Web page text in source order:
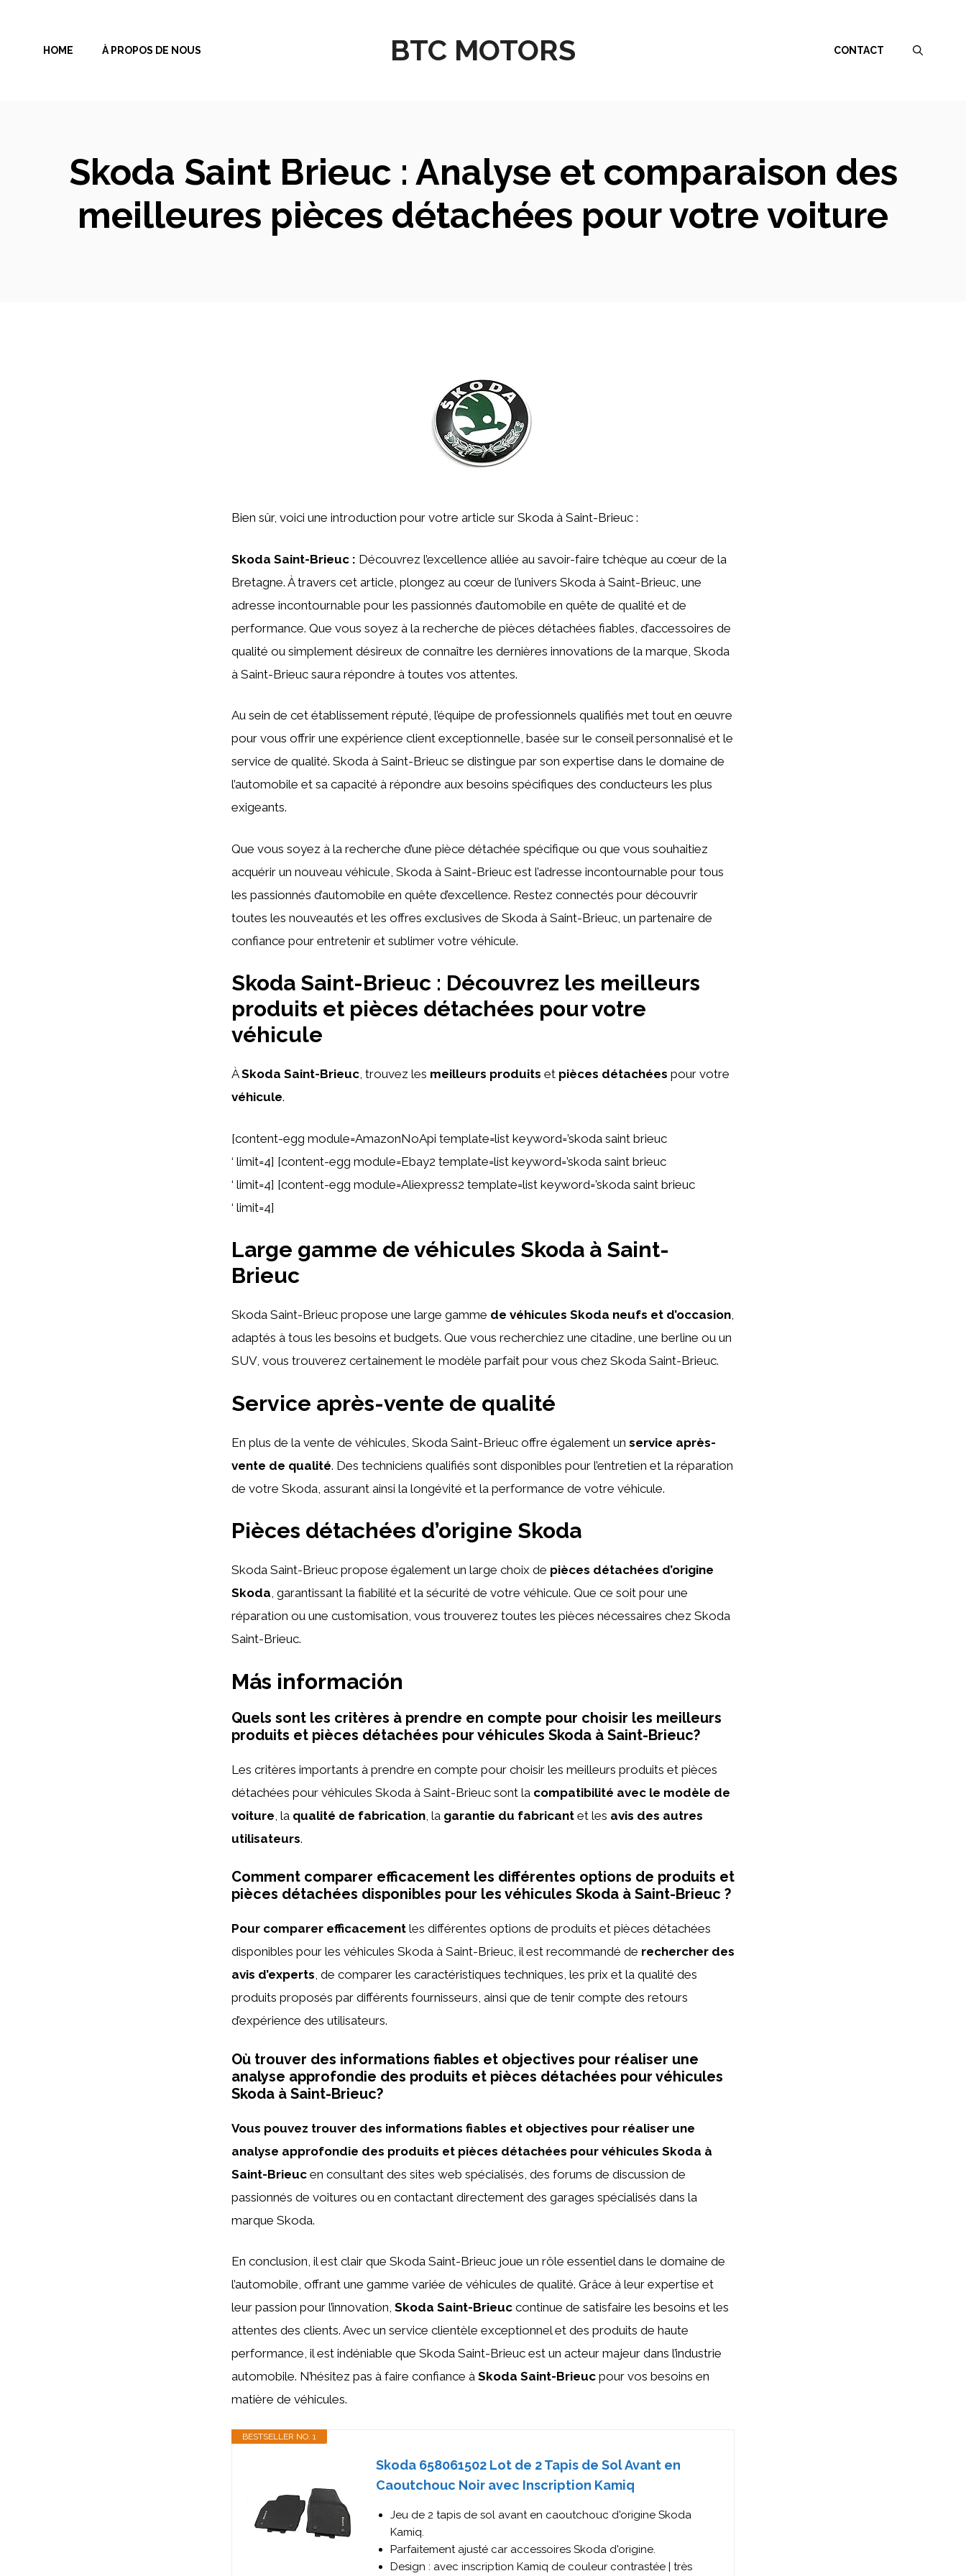
contenu
BTC MOTORS
HOME À PROPOS DE NOUS CONTACT
Skoda Saint Brieuc : Analyse et comparaison des
meilleures pièces détachées pour votre voiture
Bien sûr, voici une introduction pour votre article sur Skoda à Saint-Brieuc :
Skoda Saint-Brieuc : Découvrez l’excellence alliée au savoir-faire tchèque au cœur de la
Bretagne. À travers cet article, plongez au cœur de l’univers Skoda à Saint-Brieuc, une
adresse incontournable pour les passionnés d’automobile en quête de qualité et de
performance. Que vous soyez à la recherche de pièces détachées fiables, d’accessoires de
qualité ou simplement désireux de connaître les dernières innovations de la marque, Skoda
à Saint-Brieuc saura répondre à toutes vos attentes.
Au sein de cet établissement réputé, l’équipe de professionnels qualifiés met tout en œuvre
pour vous offrir une expérience client exceptionnelle, basée sur le conseil personnalisé et le
service de qualité. Skoda à Saint-Brieuc se distingue par son expertise dans le domaine de
l’automobile et sa capacité à répondre aux besoins spécifiques des conducteurs les plus
exigeants.
Que vous soyez à la recherche d’une pièce détachée spécifique ou que vous souhaitiez
acquérir un nouveau véhicule, Skoda à Saint-Brieuc est l’adresse incontournable pour tous
les passionnés d’automobile en quête d’excellence. Restez connectés pour découvrir
toutes les nouveautés et les offres exclusives de Skoda à Saint-Brieuc, un partenaire de
confiance pour entretenir et sublimer votre véhicule.
Skoda Saint-Brieuc : Découvrez les meilleurs
produits et pièces détachées pour votre
véhicule
ÀSkoda Saint-Brieuc, trouvez les meilleurs produits et pièces détachées pour votre
véhicule.
[content-egg module=AmazonNoApi template=list keyword=’skoda saint brieuc
‘ limit=4] [content-egg module=Ebay2 template=list keyword=’skoda saint brieuc
‘ limit=4] [content-egg module=Aliexpress2 template=list keyword=’skoda saint brieuc
‘ limit=4]
Large gamme de véhicules Skoda à Saint-
Brieuc
Skoda Saint-Brieuc propose une large gamme de véhicules Skoda neufs et d’occasion,
adaptés à tous les besoins et budgets. Que vous recherchiez une citadine, une berline ou un
SUV, vous trouverez certainement le modèle parfait pour vous chez Skoda Saint-Brieuc.
Service après-vente de qualité
En plus de la vente de véhicules, Skoda Saint-Brieuc offre également un service après-
vente de qualité. Des techniciens qualifiés sont disponibles pour l’entretien et la réparation
de votre Skoda, assurant ainsi la longévité et la performance de votre véhicule.
Pièces détachées d’origine Skoda
Skoda Saint-Brieuc propose également un large choix de pièces détachées d’origine
Skoda, garantissant la fiabilité et la sécurité de votre véhicule. Que ce soit pour une
réparation ou une customisation, vous trouverez toutes les pièces nécessaires chez Skoda
Saint-Brieuc.
Más información
Quels sont les critères à prendre en compte pour choisir les meilleurs
produits et pièces détachées pour véhicules Skoda à Saint-Brieuc?
Les critères importants à prendre en compte pour choisir les meilleurs produits et pièces
détachées pour véhicules Skoda à Saint-Brieuc sont la compatibilité avec le modèle de
voiture , la qualité de fabrication , la garantie du fabricant et les avis des autres
utilisateurs.
Comment comparer efficacement les différentes options de produits et
pièces détachées disponibles pour les véhicules Skoda à Saint-Brieuc ?
Pour comparer efficacement les différentes options de produits et pièces détachées
disponibles pour les véhicules Skoda à Saint-Brieuc, il est recommandé de rechercher des
avis d’experts, de comparer les caractéristiques techniques, les prix et la qualité des
produits proposés par différents fournisseurs, ainsi que de tenir compte des retours
d’expérience des utilisateurs.
Où trouver des informations fiables et objectives pour réaliser une
analyse approfondie des produits et pièces détachées pour véhicules
Skoda à Saint-Brieuc?
Vous pouvez trouver des informations fiables et objectives pour réaliser une
analyse approfondie des produits et pièces détachées pour véhicules Skoda à
Saint-Brieuc en consultant des sites web spécialisés, des forums de discussion de
passionnés de voitures ou en contactant directement des garages spécialisés dans la
marque Skoda.
En conclusion, il est clair que Skoda Saint-Brieuc joue un rôle essentiel dans le domaine de
l’automobile, offrant une gamme variée de véhicules de qualité. Grâce à leur expertise et
leur passion pour l’innovation, Skoda Saint-Brieuc continue de satisfaire les besoins et les
attentes des clients. Avec un service clientèle exceptionnel et des produits de haute
performance, il est indéniable que Skoda Saint-Brieuc est un acteur majeur dans l’industrie
automobile. N’hésitez pas à faire confiance à Skoda Saint-Brieuc pour vos besoins en
matière de véhicules.
BESTSELLER NO. 1
Skoda 658061502 Lot de 2 Tapis de Sol Avant en
Caoutchouc Noir avec Inscription Kamiq
Jeu de 2 tapis de sol avant en caoutchouc d'origine Skoda
Kamiq.
Parfaitement ajusté car accessoires Skoda d'origine.
Design : avec inscription Kamiq de couleur contrastée | très